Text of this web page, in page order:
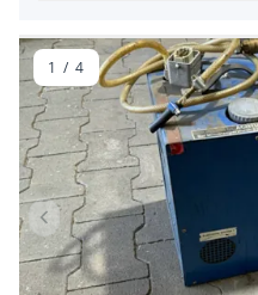
Poprzednia pozycja
1 / 4